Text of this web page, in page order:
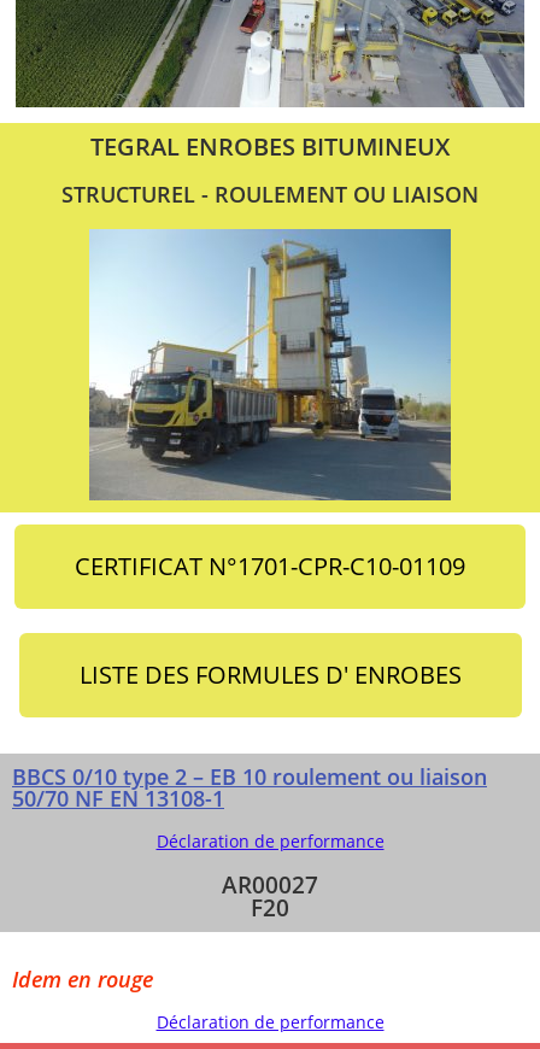
TEGRAL ENROBES BITUMINEUX
STRUCTUREL - ROULEMENT OU LIAISON
CERTIFICAT N°1701-CPR-C10-01109
LISTE DES FORMULES D' ENROBES
BBCS 0/10 type 2 – EB 10 roulement ou liaison
50/70 NF EN 13108-1
Déclaration de performance
AR00027
F20
Idem en rouge
Déclaration de performance